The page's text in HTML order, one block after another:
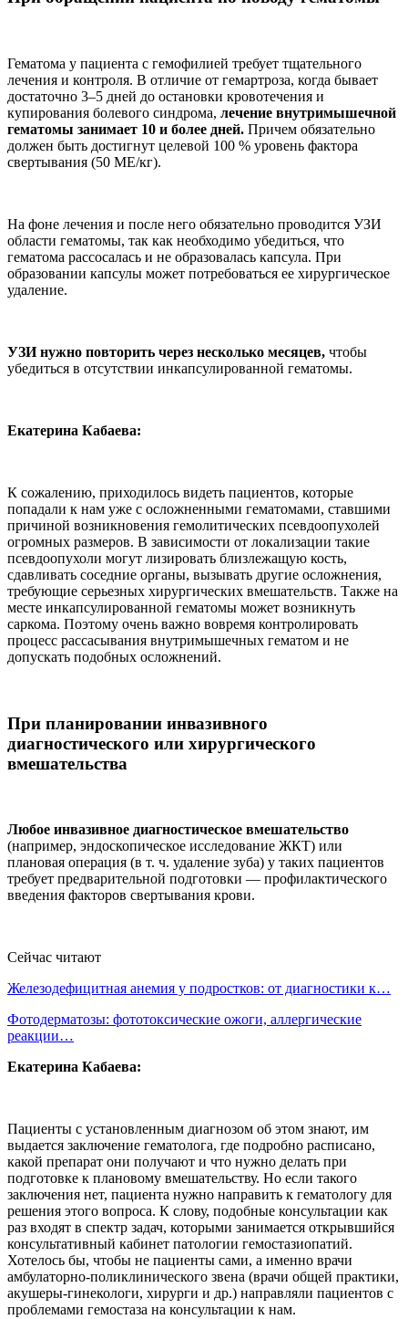
Гематома у пациента с гемофилией требует тщательного
лечения и контроля. В отличие от гемартроза, когда бывает
достаточно 3–5 дней до остановки кровотечения и
купирования болевого синдрома, лечение внутримышечной
гематомы занимает 10 и более дней. Причем обязательно
должен быть достигнут целевой 100 % уровень фактора
свертывания (50 МЕ/кг).
На фоне лечения и после него обязательно проводится УЗИ
области гематомы, так как необходимо убедиться, что
гематома рассосалась и не образовалась капсула. При
образовании капсулы может потребоваться ее хирургическое
удаление.
УЗИ нужно повторить через несколько месяцев, чтобы
убедиться в отсутствии инкапсулированной гематомы.
Екатерина Кабаева:
К сожалению, приходилось видеть пациентов, которые
попадали к нам уже с осложненными гематомами, ставшими
причиной возникновения гемолитических псевдоопухолей
огромных размеров. В зависимости от локализации такие
псевдоопухоли могут лизировать близлежащую кость,
сдавливать соседние органы, вызывать другие осложнения,
требующие серьезных хирургических вмешательств. Также на
месте инкапсулированной гематомы может возникнуть
саркома. Поэтому очень важно вовремя контролировать
процесс рассасывания внутримышечных гематом и не
допускать подобных осложнений.
При планировании инвазивного
диагностического или хирургического
вмешательства
Любое инвазивное диагностическое вмешательство
(например, эндоскопическое исследование ЖКТ) или
плановая операция (в т. ч. удаление зуба) у таких пациентов
требует предварительной подготовки — профилактического
введения факторов свертывания крови.
Сейчас читают
Железодефицитная анемия у подростков: от диагностики к…
Фотодерматозы: фототоксические ожоги, аллергические
реакции…
Екатерина Кабаева:
Пациенты с установленным диагнозом об этом знают, им
выдается заключение гематолога, где подробно расписано,
какой препарат они получают и что нужно делать при
подготовке к плановому вмешательству. Но если такого
заключения нет, пациента нужно направить к гематологу для
решения этого вопроса. К слову, подобные консультации как
раз входят в спектр задач, которыми занимается открывшийся
консультативный кабинет патологии гемостазиопатий.
Хотелось бы, чтобы не пациенты сами, а именно врачи
амбулаторно-поликлинического звена (врачи общей практики,
акушеры-гинекологи, хирурги и др.) направляли пациентов с
проблемами гемостаза на консультации к нам.